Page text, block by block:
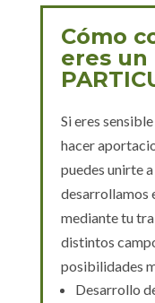
Cómo
eres un
Si eres
hacer
puedes unirte
desarrollamos
mediante tu
distintos
posibilidades
Desarrollo